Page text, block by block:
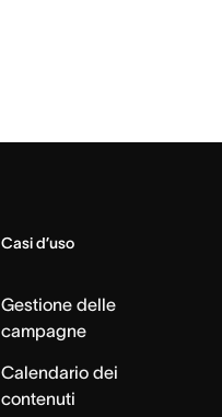
Casi d’uso
Gestione delle
campagne
Calendario dei
contenuti